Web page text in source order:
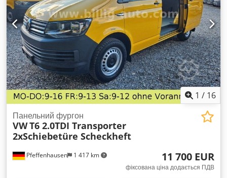
1 / 16
Pfeffenhausen 1 417 km
Панельний фургон
VWT6 2.0TDI Transporter
2xSchiebetüre Scheckheft
11 700 EUR
фіксована ціна додається ПДВ